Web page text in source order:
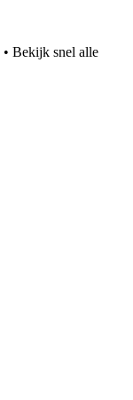
• Bekijk snel alle